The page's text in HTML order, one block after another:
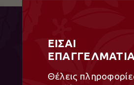
Σχετικά
ΕΙΣΑΙ
Θέλεις